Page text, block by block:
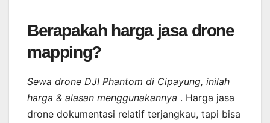
Berapakah harga jasa drone
mapping?
Sewa drone DJI Phantom di Cipayung, inilah
harga & alasan menggunakannya . Harga jasa
drone dokumentasi relatif terjangkau, tapi bisa